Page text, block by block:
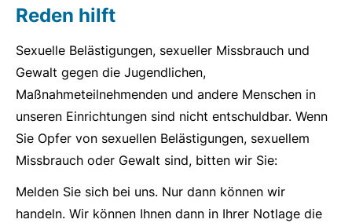
Reden hilft
Sexuelle Belästigungen, sexueller Missbrauch und
Gewalt gegen die Jugendlichen,
Maßnahmeteilnehmenden und andere Menschen in
unseren Einrichtungen sind nicht entschuldbar. Wenn
Sie Opfer von sexuellen Belästigungen, sexuellem
Missbrauch oder Gewalt sind, bitten wir Sie:
Melden Sie sich bei uns. Nur dann können wir
handeln. Wir können Ihnen dann in Ihrer Notlage die